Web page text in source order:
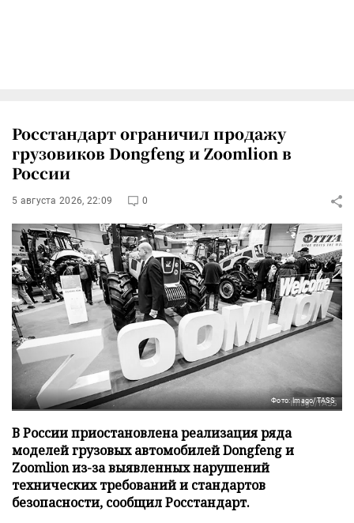
Росстандарт ограничил продажу
грузовиков Dongfeng и Zoomlion в
России
5 августа 2026, 22:09 0
Фото: Imago/TASS
В России приостановлена реализация ряда
моделей грузовых автомобилей Dongfeng и
Zoomlion из-за выявленных нарушений
технических требований и стандартов
безопасности, сообщил Росстандарт.